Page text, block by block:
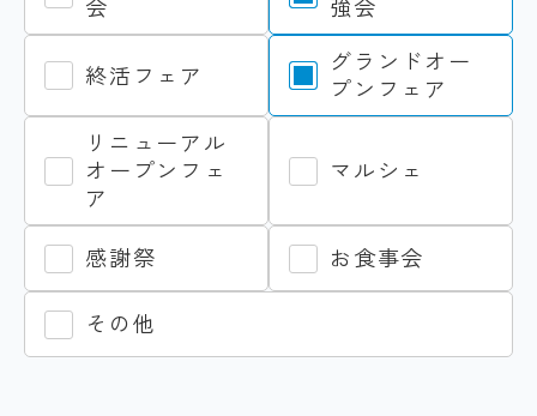
終活フェア
グランドオー
プンフェア
リニューアル
オープンフェ
ア
マルシェ
感謝祭 お食事会
その他